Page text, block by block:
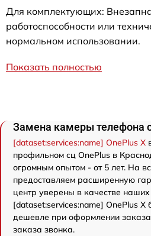
Для комплектующих:
работоспособности или
нормальном использовании.
Показать полностью
Замена камеры телефона
[dataset:services:name] OnePlus X
профильном сц OnePlus в
огромным опытом - от 5 лет. На
предоставляем расширенную
центр уверены в качестве наших
[dataset:services:name] OnePlus X
дешевле при оформлении
заказа звонка.